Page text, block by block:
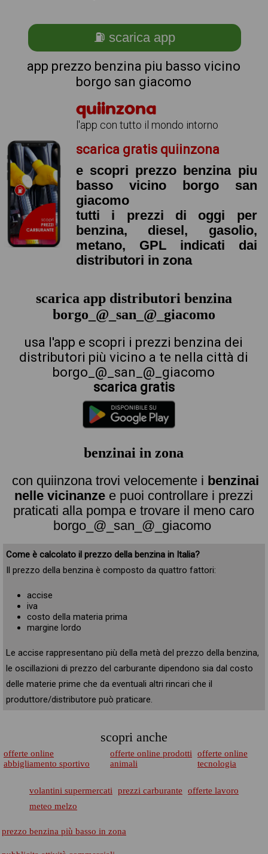
⛽ scarica app
app prezzo benzina piu basso vicino
borgo san giacomo
quiinzona
l'app con tutto il mondo intorno
scarica gratis quiinzona
e scopri prezzo benzina piu
basso vicino borgo san
giacomo
tutti i prezzi di oggi per
benzina, diesel, gasolio,
metano, GPL indicati dai
distributori in zona
scarica app distributori benzina
borgo_@_san_@_giacomo
usa l'app e scopri i prezzi benzina dei
distributori più vicino a te nella città di
borgo_@_san_@_giacomo
scarica gratis
benzinai in zona
con quiinzona trovi velocemente i benzinai
nelle vicinanze e puoi controllare i prezzi
praticati alla pompa e trovare il meno caro
borgo_@_san_@_giacomo
Come è calcolato il prezzo della benzina in Italia?
Il prezzo della benzina è composto da quattro fattori:
accise
iva
costo della materia prima
margine lordo
Le accise rappresentano più della metà del prezzo della benzina,
le oscillazioni di prezzo del carburante dipendono sia dal costo
delle materie prime che da eventuali altri rincari che il
produttore/distributore può praticare.
scopri anche
offerte online
abbigliamento sportivo
offerte online prodotti
animali
offerte online
tecnologia
volantini supermercati prezzi carburante
offerte lavoro
meteo melzo
prezzo benzina più basso in zona